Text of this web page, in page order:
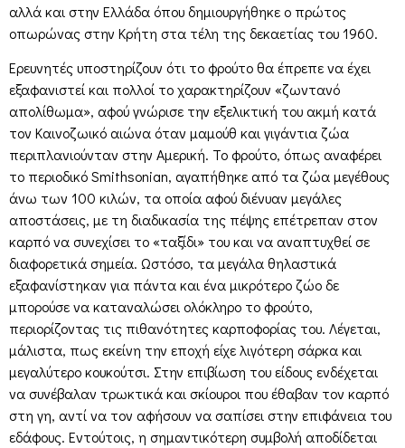
αλλά και στην Ελλάδα όπου δημιουργήθηκε ο πρώτος
οπωρώνας στην Κρήτη στα τέλη της δεκαετίας του 1960.
Ερευνητές υποστηρίζουν ότι το φρούτο θα έπρεπε να έχει
εξαφανιστεί και πολλοί το χαρακτηρίζουν «ζωντανό
απολίθωμα», αφού γνώρισε την εξελικτική του ακμή κατά
τον Καινοζωικό αιώνα όταν μαμούθ και γιγάντια ζώα
περιπλανιούνταν στην Αμερική. Το φρούτο, όπως αναφέρει
το περιοδικό Smithsonian, αγαπήθηκε από τα ζώα μεγέθους
άνω των 100 κιλών, τα οποία αφού διένυαν μεγάλες
αποστάσεις, με τη διαδικασία της πέψης επέτρεπαν στον
καρπό να συνεχίσει το «ταξίδι» του και να αναπτυχθεί σε
διαφορετικά σημεία. Ωστόσο, τα μεγάλα θηλαστικά
εξαφανίστηκαν για πάντα και ένα μικρότερο ζώο δε
μπορούσε να καταναλώσει ολόκληρο το φρούτο,
περιορίζοντας τις πιθανότητες καρποφορίας του. Λέγεται,
μάλιστα, πως εκείνη την εποχή είχε λιγότερη σάρκα και
μεγαλύτερο κουκούτσι. Στην επιβίωση του είδους ενδέχεται
να συνέβαλαν τρωκτικά και σκίουροι που έθαβαν τον καρπό
στη γη, αντί να τον αφήσουν να σαπίσει στην επιφάνεια του
εδάφους. Εντούτοις, η σημαντικότερη συμβολή αποδίδεται